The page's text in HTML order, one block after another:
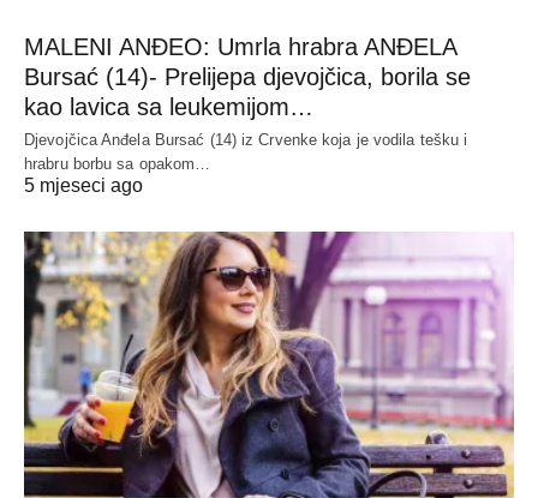
MALENI ANĐEO: Umrla hrabra ANĐELA
Bursać (14)- Prelijepa djevojčica, borila se
kao lavica sa leukemijom…
Djevojčica Anđela Bursać (14) iz Crvenke koja je vodila tešku i
hrabru borbu sa opakom…
5 mjeseci ago